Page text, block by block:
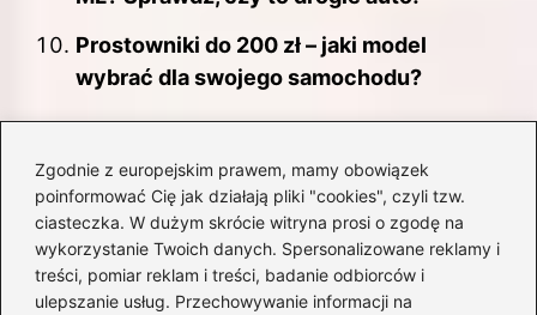
Zgodnie z europejskim prawem, mamy obowiązek
poinformować Cię jak działają pliki "cookies", czyli tzw.
ciasteczka. W dużym skrócie witryna prosi o zgodę na
wykorzystanie Twoich danych. Spersonalizowane reklamy i
treści, pomiar reklam i treści, badanie odbiorców i
ulepszanie usług. Przechowywanie informacji na
Prostowniki do 200 zł – jaki model
wybrać dla swojego samochodu?